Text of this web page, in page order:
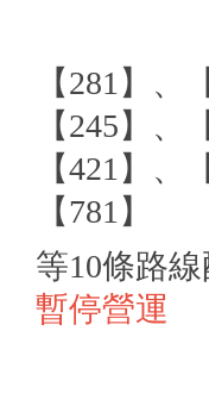
【281】、
【245】、
【421】、
【781】
等10條路
暫停營運